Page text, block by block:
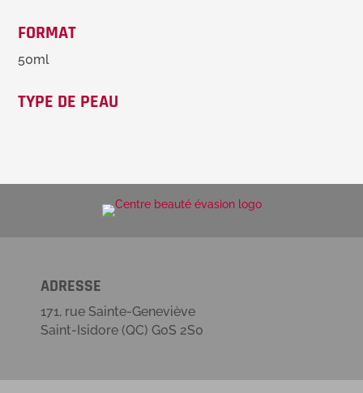
FORMAT
50ml
TYPE DE PEAU
ADRESSE
171, rue Sainte-Geneviève
Saint-Isidore (QC) G0S 2S0